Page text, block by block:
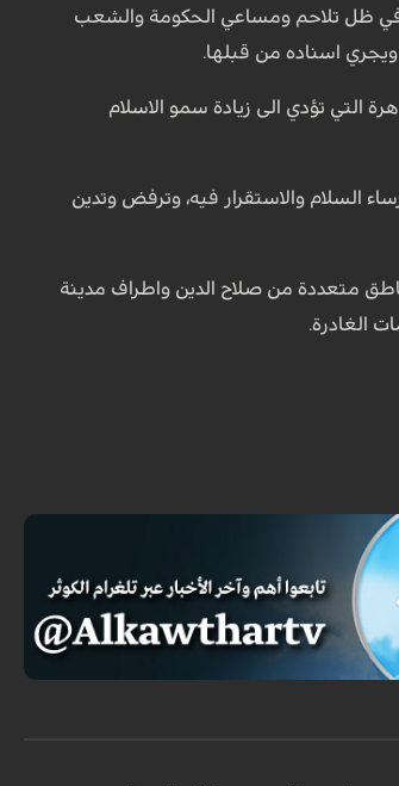
في ظل تلاحم ومساعي الحكومة والشعب
اسناده من قبلها.
التي تؤدي الى زيادة سمو الاسلام
السلام والاستقرار فيه، وترفض وتدين
متعددة من صلاح الدين واطراف مدينة
الغادرة.